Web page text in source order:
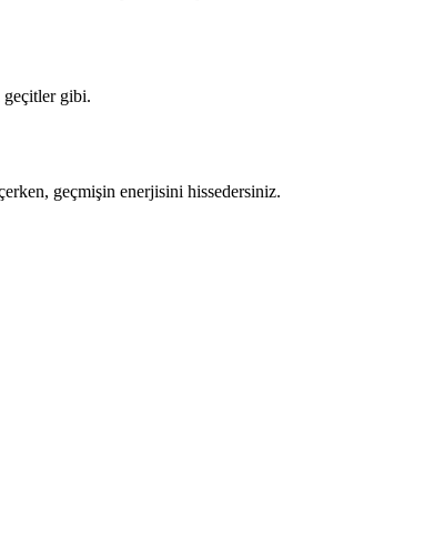
geçitler gibi.
geçmişin enerjisini hissedersiniz.